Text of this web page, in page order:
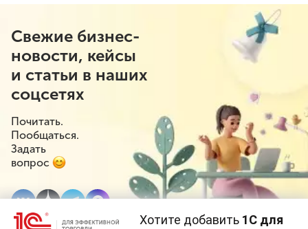
Свежие бизнес-
новости, кейсы
и статьи в наших
соцсетях
Почитать.
Пообщаться.
Задать
вопрос
Хотите добавить 1С для